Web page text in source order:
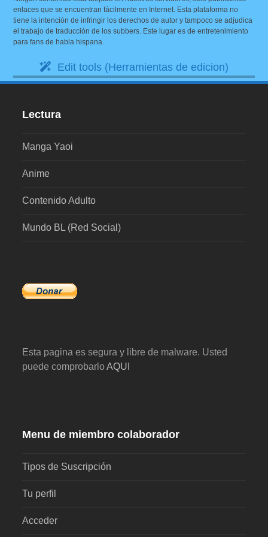
enlaces que se encuentran fácilmente en Internet. Esta plataforma no
tiene la intención de infringir los derechos de autor y tampoco se adjudica
el trabajo de traducción de los subbers. Este lugar es de entretenimiento
para fans de habla hispana.
Edit tools (Herramientas de edicion)
Lectura
Manga Yaoi
Anime
Contenido Adulto
Mundo BL (Red Social)
Esta pagina es segura y libre de malware. Usted
puede comprobarloAQUI
Menu de miembro colaborador
Tipos de Suscripción
Tu perfil
Acceder